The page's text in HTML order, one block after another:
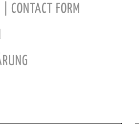
CONTACT FORM